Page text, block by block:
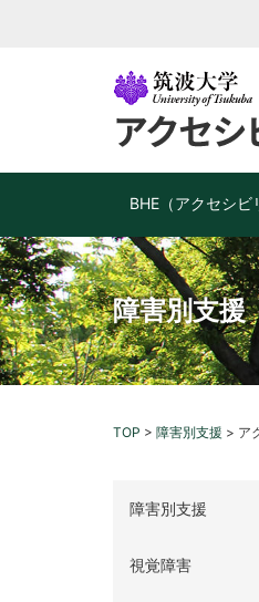
BHE（アクセシビ
障害別支援
TOP > 障害別支援 > ア
障害別支援
視覚障害